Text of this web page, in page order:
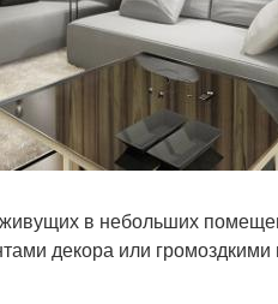
в небольших
декора или